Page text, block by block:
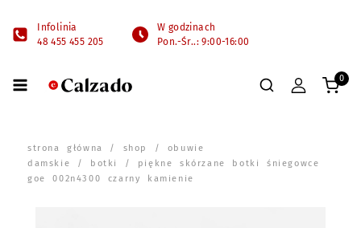
Infolinia
48 455 455 205
W godzinach
Pon.-Śr..: 9:00-16:00
0
strona główna / shop / obuwie
damskie / botki
/ piękne skórzane botki śniegowce
goe 002n4300 czarny kamienie